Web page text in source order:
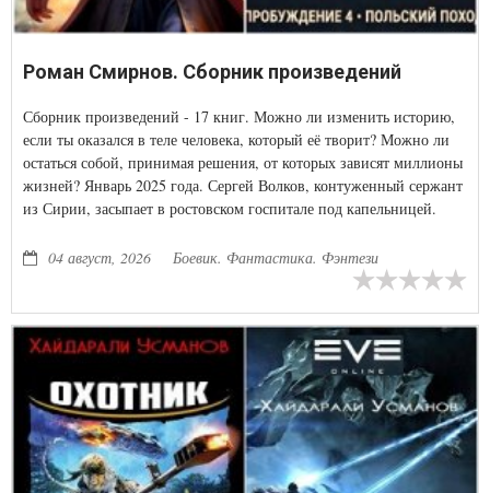
Роман Смирнов. Сборник произведений
Сборник произведений - 17 книг. Можно ли изменить историю,
если ты оказался в теле человека, который её творит? Можно ли
остаться собой, принимая решения, от которых зависят миллионы
жизней? Январь 2025 года. Сергей Волков, контуженный сержант
из Сирии, засыпает в ростовском госпитале под капельницей.
несколько часов ему стоять на трибуне Мавзолея. Рядом — люди,
которые знают вождя всю жизнь. Любая ошибка — смерть.
04 август, 2026 Боевик. Фантастика. Фэнтези